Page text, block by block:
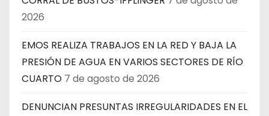
2026
EMOS REALIZA TRABAJOS EN LA RED Y BAJA LA
PRESIÓN DE AGUA EN VARIOS SECTORES DE RÍO
CUARTO 7 de agosto de 2026
DENUNCIAN PRESUNTAS IRREGULARIDADES EN EL